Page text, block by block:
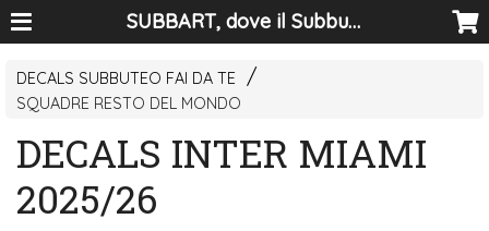
SUBBART, dove il Subbuteo diventa arte
DECALS SUBBUTEO FAI DA TE
SQUADRE RESTO DEL MONDO
DECALS INTER MIAMI
2025/26